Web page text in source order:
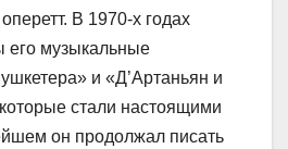
В 1970-х годах
его музыкальные
и «Д’Артаньян и
стали настоящими
он продолжал писать